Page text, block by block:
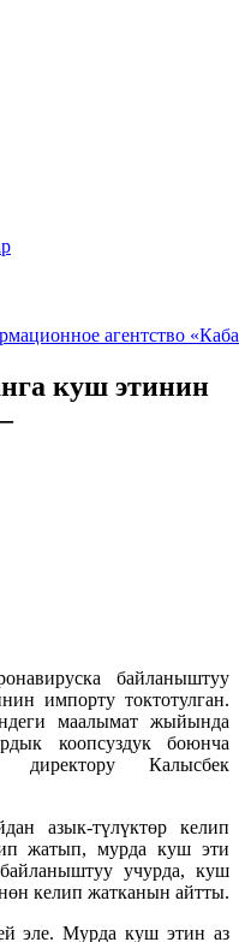
куш этинин
байланыштуу
импорту токтотулган.
маалымат жыйында
коопсуздук боюнча
директору Калысбек
азык-түлүктөр келип
жатып, мурда куш эти
учурда, куш
келип жатканын айтты.
эле. Мурда куш этин аз